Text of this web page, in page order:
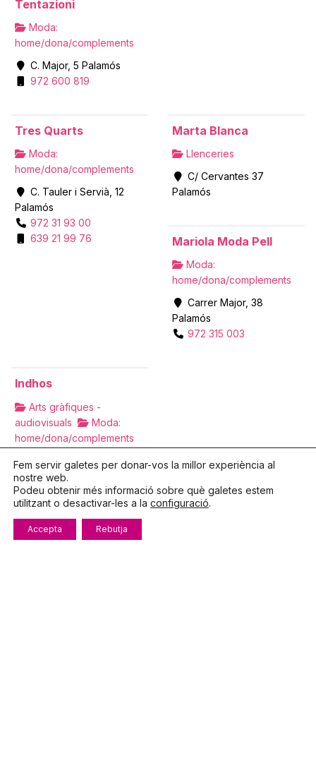
Tentazioni
Moda:
home/dona/complements
C. Major, 5 Palamós
972 600 819
Tres Quarts
Moda:
home/dona/complements
C. Tauler i Servià, 12
Palamós
972 31 93 00
639 21 99 76
Marta Blanca
Llenceries
C/ Cervantes 37
Palamós
Mariola Moda Pell
Moda:
home/dona/complements
Carrer Major, 38
Palamós
972 315 003
Indhos
Arts gràfiques -
audiovisuals
Moda:
home/dona/complements
Palamós, Avinguda de la
Llibertat, 44
972600447
indhos@indhos.com
http://www.indhos.com
Fem servir galetes per donar-vos la millor experiència al
nostre web.
Podeu obtenir més informació sobre què galetes estem
utilitzant o desactivar-les a la configuració.
Accepta Rebutja